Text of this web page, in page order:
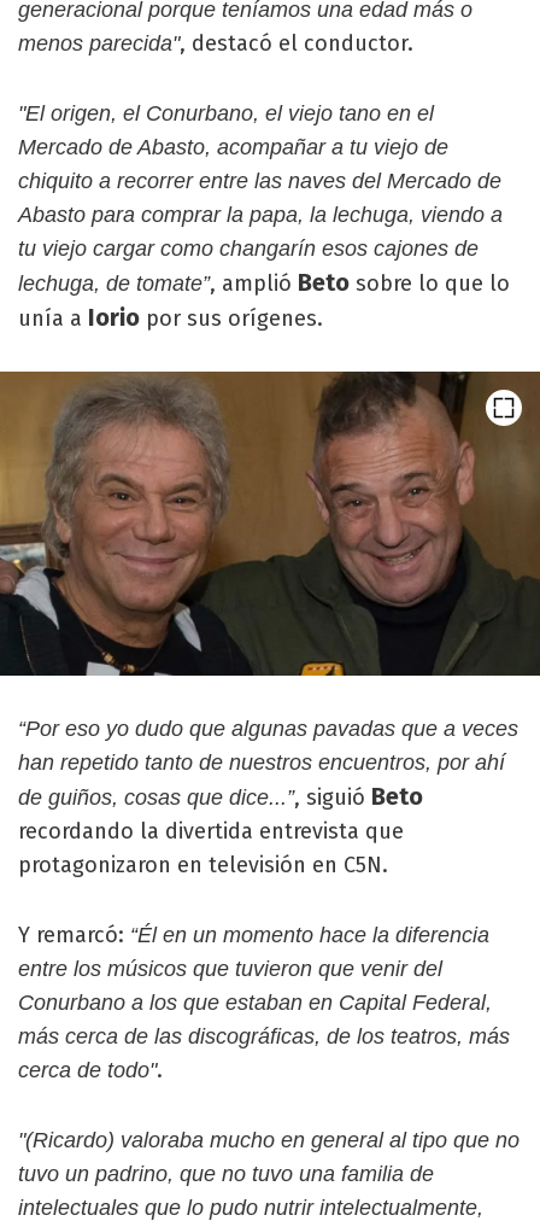
generacional porque teníamos una edad más o
menos parecida", destacó el conductor.
"El origen, el Conurbano, el viejo tano en el
Mercado de Abasto, acompañar a tu viejo de
chiquito a recorrer entre las naves del Mercado de
Abasto para comprar la papa, la lechuga, viendo a
tu viejo cargar como changarín esos cajones de
lechuga, de tomate”, amplió Beto sobre lo que lo
unía a Iorio por sus orígenes.
“Por eso yo dudo que algunas pavadas que a veces
han repetido tanto de nuestros encuentros, por ahí
de guiños, cosas que dice...”, siguió Beto
recordando la divertida entrevista que
protagonizaron en televisión en C5N.
Y remarcó: “Él en un momento hace la diferencia
entre los músicos que tuvieron que venir del
Conurbano a los que estaban en Capital Federal,
más cerca de las discográficas, de los teatros, más
cerca de todo".
"(Ricardo) valoraba mucho en general al tipo que no
tuvo un padrino, que no tuvo una familia de
intelectuales que lo pudo nutrir intelectualmente,